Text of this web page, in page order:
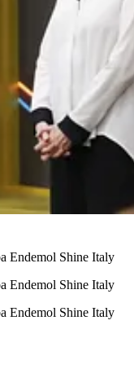
Endemol Shine Italy
Endemol Shine Italy
Endemol Shine Italy